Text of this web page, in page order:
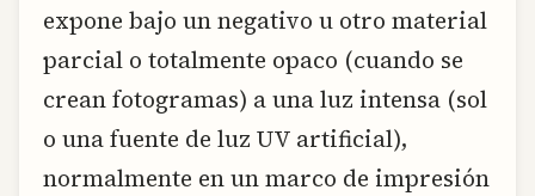
expone bajo un negativo u otro material
parcial o totalmente opaco (cuando se
crean fotogramas) a una luz intensa (sol
o una fuente de luz UV artificial),
normalmente en un marco de impresión